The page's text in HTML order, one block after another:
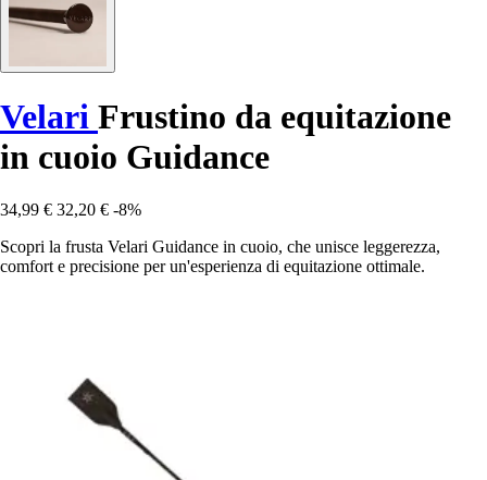
Velari Frustino da equitazione
in cuoio Guidance
34,99 € 32,20 € -8%
Scopri la frusta Velari Guidance in cuoio, che unisce leggerezza,
comfort e precisione per un'esperienza di equitazione ottimale.